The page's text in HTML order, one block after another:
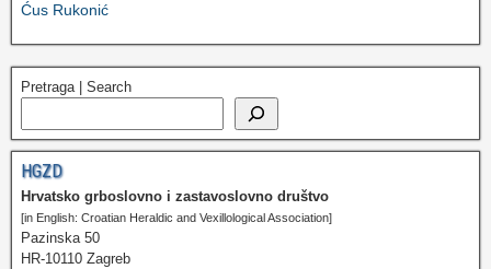
Ćus Rukonić
Pretraga | Search
HGZD
Hrvatsko grboslovno i zastavoslovno društvo
[in English: Croatian Heraldic and Vexillological Association]
Pazinska 50
HR-10110 Zagreb